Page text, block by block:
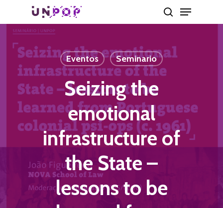
to
main
content
search
Menu
Eventos Seminario
Seizing the
emotional
infrastructure of
the State –
lessons to be